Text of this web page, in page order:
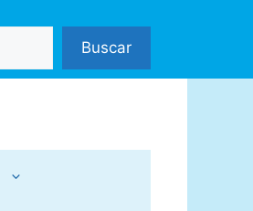
Buscar